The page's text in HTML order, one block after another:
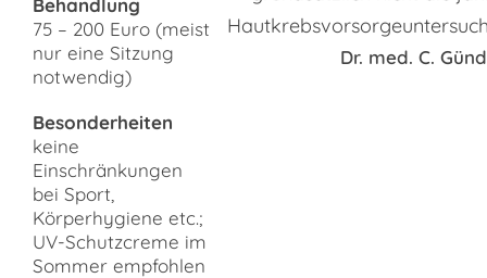
Behandlung
75 – 200 Euro (meist
nur eine Sitzung
notwendig)
Besonderheiten
keine
Einschränkungen
bei Sport,
Körperhygiene etc.;
UV-Schutzcreme im
Sommer empfohlen
Dr. med. C.